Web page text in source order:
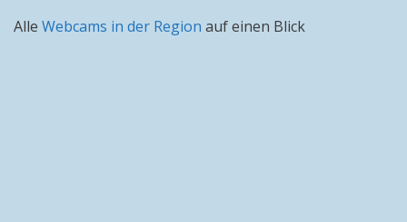
Alle Webcams in der Region auf einen Blick